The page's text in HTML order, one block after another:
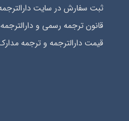
ثبت سفارشدر سایت
قانون ترجمه رسمی و
قیمت دارالترجمه و ترجمه